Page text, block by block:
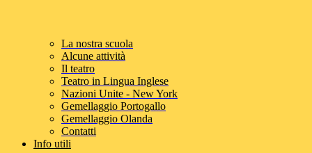
La nostra scuola
Alcune attività
Il teatro
Teatro in Lingua Inglese
Nazioni Unite - New York
Gemellaggio Portogallo
Gemellaggio Olanda
Contatti
Info utili